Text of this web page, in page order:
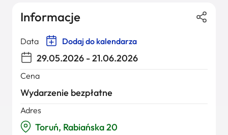
Informacje
Data Dodaj do kalendarza
29.05.2026 - 21.06.2026
Cena
Wydarzenie bezpłatne
Adres
Toruń, Rabiańska 20